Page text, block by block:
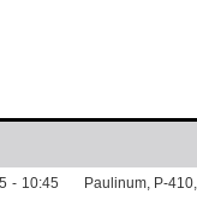
- 10:45 Paulinum, P-